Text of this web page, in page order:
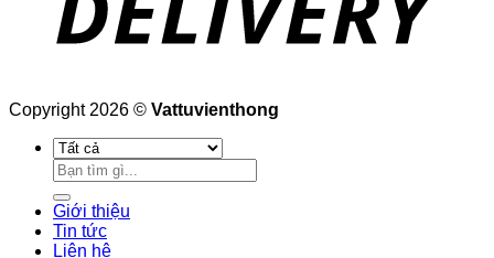
Copyright 2026 © Vattuvienthong
Tìm
kiếm:
Giới thiệu
Tin tức
Liên hệ